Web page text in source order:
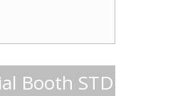
Booth STD